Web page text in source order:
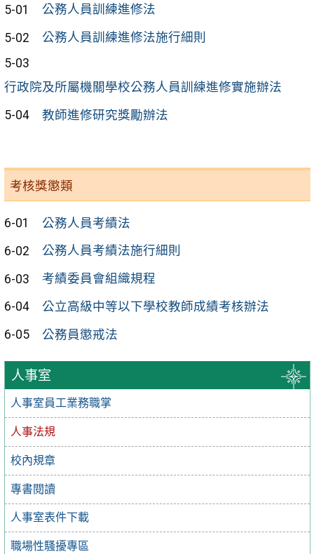
人事室
人事室員工業務職掌
人事法規
校內規章
專書閱讀
人事室表件下載
職場性騷擾專區
5-01 公務人員訓練進修法
5-02 公務人員訓練進修法施行細則
5-03
行政院及所屬機關學校公務人員訓練進修實施辦法
5-04 教師進修研究獎勵辦法
考核獎懲類
6-01 公務人員考績法
6-02 公務人員考績法施行細則
6-03 考績委員會組織規程
6-04 公立高級中等以下學校教師成績考核辦法
6-05 公務員懲戒法